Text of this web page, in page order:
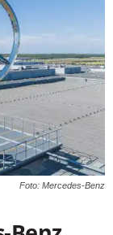
Foto: Mercedes-Benz